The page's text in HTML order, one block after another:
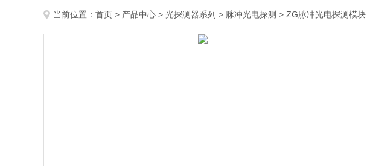
当前位置： 首页 > 产品中心 > 光探测器系列 > 脉冲光电探测 > ZG脉冲光电探测模块